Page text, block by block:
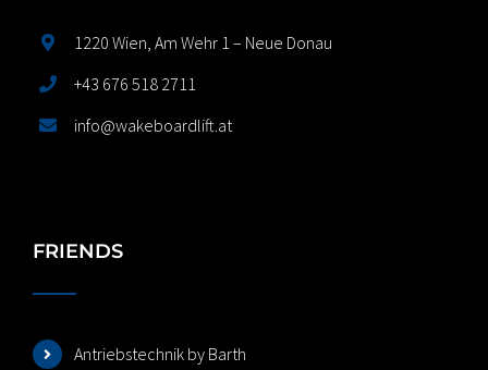
1220 Wien, Am Wehr 1 – Neue Donau
+43 676 518 2711
info@wakeboardlift.at
FRIENDS
Antriebstechnik by Barth